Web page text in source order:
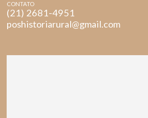
CONTATO
(21) 2681-4951
poshistoriarural@gmail.com